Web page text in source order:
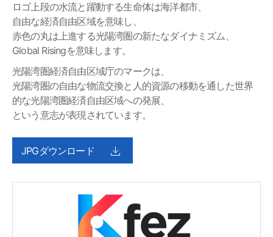
ロゴ上段の水流と躍動する生命体は海洋都市、
自由な経済自由区域を意味し、
赤色の丸は上進する光陽湾圏の新たなダイナミズム、
Global Risingを意味します。
光陽湾圏経済自由区域庁のマークは、
光陽湾圏の自由な物流交換と人的資源の移動を通した世界
的な光陽湾圏経済自由区域への発展、
という意志が表現されています。
JPGダウンロード